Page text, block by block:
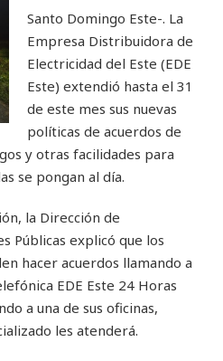
Santo Domingo Este-. La
Empresa Distribuidora de
Electricidad del Este (EDE
Este) extendió hasta el 31
de este mes sus nuevas
políticas de acuerdos de
y otras facilidades para
se pongan al día.
la Dirección de
Públicas explicó que los
hacer acuerdos llamando a
EDE Este 24 Horas
a una de sus oficinas,
les atenderá.